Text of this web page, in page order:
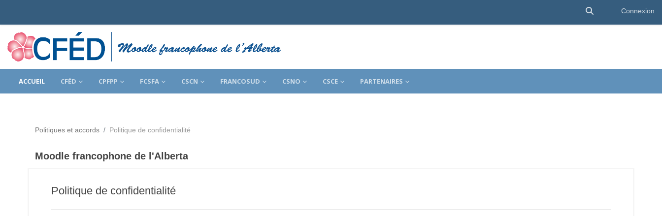
Activer/désactiver
Connexion
ACCUEIL CFÉD CPFPP FCSFA CSCN FRANCOSUD CSNO CSCE PARTENAIRES
Politiques et accords Politique de confidentialité
Moodle francophone de l'Alberta
Politique de confidentialité